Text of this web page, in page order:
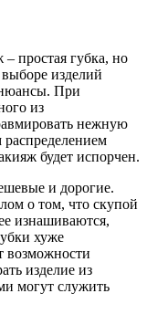
простая губка, но
изделий
нюансы. При
из
нежную
будет испорчен.
и дорогие.
о том, что скупой
изнашиваются,
хуже
возможности
изделие из
могут служить